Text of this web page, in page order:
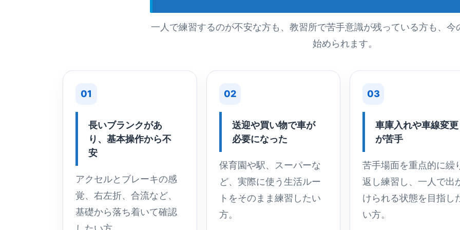
一人で練習するのが不安な方も、教習所で苦手意識が残っている方も、今
始められます。
01
長いブランクがあ
り、基本操作から不
安
アクセルとブレーキの感
覚、右左折、合流など、
基礎から落ち着いて確認
02
送迎や買い物で車が
必要になった
保育園や駅、スーパーな
ど、実際に使う生活ルー
トをそのまま練習したい
方。
03
車庫入れや車線変更
が苦手
苦手場面を重点的に繰
返し練習し、一人で出
けられる状態を目指し
い方。